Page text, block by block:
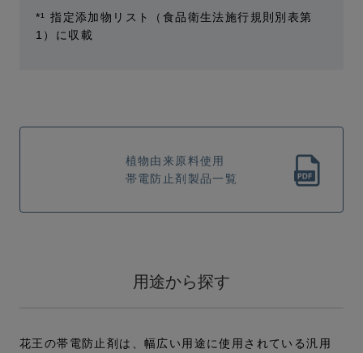
*¹ 指定添加物リスト（食品衛生法施行規則別表第
1）に収載
植物由来原料使用
帯電防止剤製品一覧
用途から探す
花王の帯電防止剤は、幅広い用途に使用されている汎用